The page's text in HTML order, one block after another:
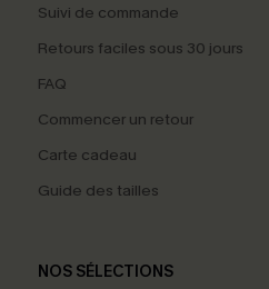
Suivi de commande
Retours faciles sous 30 jours
FAQ
Commencer un retour
Carte cadeau
Guide des tailles
NOS SÉLECTIONS
DE -15%